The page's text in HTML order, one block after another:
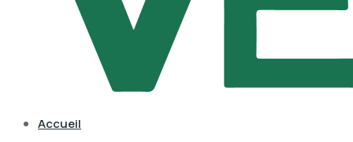
Accueil